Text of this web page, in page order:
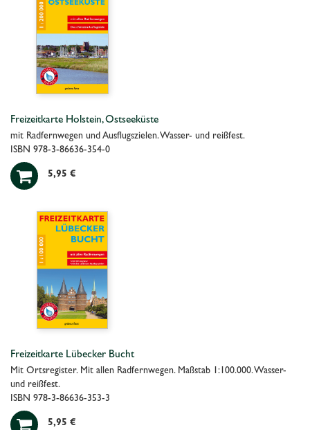
Freizeitkarte Holstein, Ostseeküste
mit Radfernwegen und Ausflugszielen. Wasser- und reißfest.
ISBN 978-3-86636-354-0
 5,95 €
Freizeitkarte Lübecker Bucht
Mit Ortsregister. Mit allen Radfernwegen. Maßstab 1:100.000. Wasser-
und reißfest.
ISBN 978-3-86636-353-3
 5,95 €